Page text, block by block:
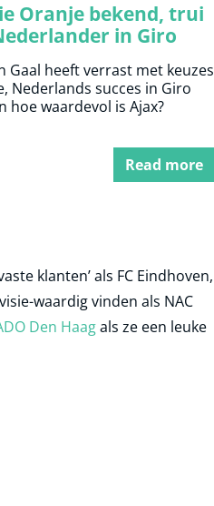
Oranje bekend, trui
in Giro
Real Madrid
Gaal heeft verrast met keuzes
Nederlands succes in Giro
hoe waardevol is Ajax?
Read more
klanten’ als FC Eindhoven,
waardig vinden als NAC
Den Haagals ze een leuke